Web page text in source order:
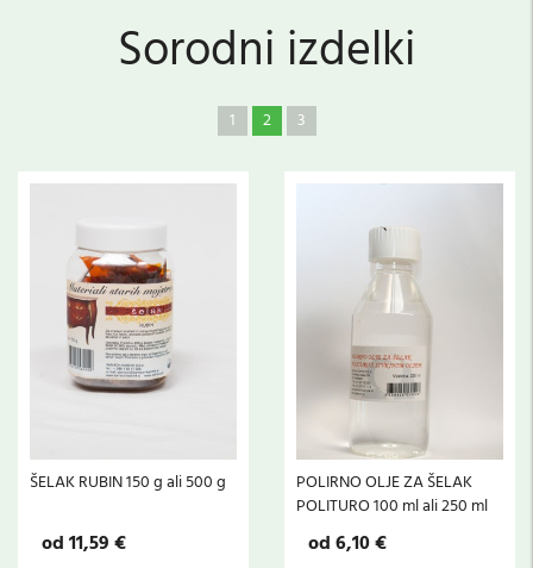
Sorodni izdelki
1 2 3
ŠELAK RUBIN 150 g ali 500 g
od 11,59 €
POLIRNO OLJE ZA ŠELAK
POLITURO 100 ml ali 250 ml
od 6,10 €